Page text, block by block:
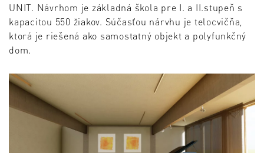
UNIT. Návrhom je základná škola pre I. a II.stupeň s
kapacitou 550 žiakov. Súčasťou nárvhu je telocvičňa,
ktorá je riešená ako samostatný objekt a polyfunkčný
dom.